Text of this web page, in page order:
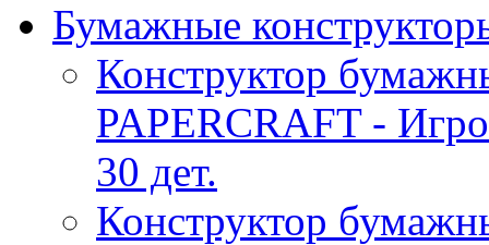
Бумажные
Конструктор
PAPERCRAFT -
30 дет.
Конструктор